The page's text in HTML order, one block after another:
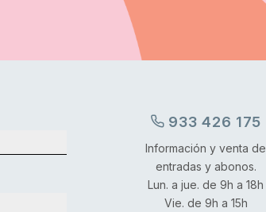
933 426 175
Información y venta de
entradas y abonos.
Lun. a jue. de 9h a 18h
Vie. de 9h a 15h